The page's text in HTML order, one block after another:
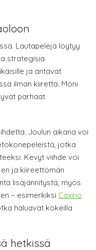
Lautapelejä löytyy
strategisia
ja antavat
ilman kiirettä. Moni
parhaat
Joulun aikana voi
jotka
Kevyt viihde voi
ja kiireettömän
lisäjännitystä, myös
– esimerkiksi Caxino
haluavat kokeilla
hetkissä